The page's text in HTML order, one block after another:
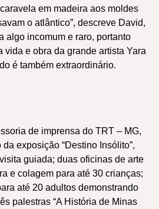
em madeira aos moldes
o atlântico”, descreve David,
algo incomum e raro, portanto
vida e obra da grande artista Yara
é também extraordinário.
de imprensa do TRT – MG,
exposição “Destino Insólito”,
guiada; duas oficinas de arte
e colagem para até 30 crianças;
até 20 adultos demonstrando
palestras “A História de Minas